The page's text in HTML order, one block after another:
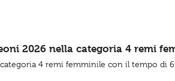
2026 nella categoria 4 remi
4 remi femminile con il tempo di 6’